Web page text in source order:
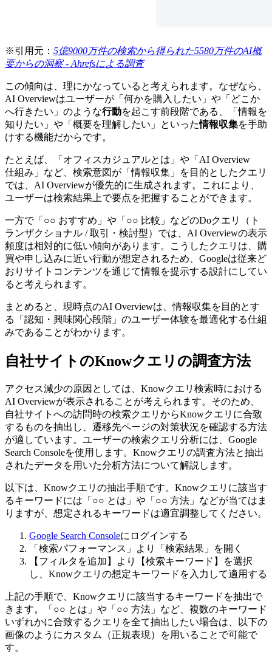
※引用元： 5億9000万件の検索から得られた5580万件のAI概
要からの洞察 - Ahrefsによる調査
この傾向は、理にかなっていると考えられます。なぜなら、
AI Overviewはユーザーが「何かを購入したい」や「どこか
へ行きたい」のような行動を起こす前段階である、「情報を
知りたい」や「概要を理解したい」といった情報収集を手助
けする機能だからです。
たとえば、「オフィスカジュアルとは」や「AI Overview
仕組み」など、検索意図が「情報収集」を目的としたクエリ
では、AI Overviewが優先的に生成されます。これにより、
ユーザーは検索結果上で要点を把握することができます。
一方で「○○ おすすめ」や「○○ 比較」などのDoクエリ（ト
ランザクショナル / 取引・検討型）では、AI Overviewの表示
頻度は相対的に低い傾向があります。こうしたクエリは、購
買や申し込みに近い行動が想定されるため、Googleは従来ど
おりサイトコンテンツを通じて情報を提示する設計にしてい
ると考えられます。
まとめると、現時点のAI Overviewは、情報収集を目的とす
る「認知・興味関心段階」のユーザー体験を最適化する仕組
みであることがわかります。
自社サイトのKnowクエリの調査方法
アクセス減少の原因としては、Knowクエリ検索時における
AI Overviewが表示されることが考えられます。そのため、
自社サイトへの訪問時の検索クエリからKnowクエリに合致
するものを抽出し、遷移先ページの対策状況を確認する方法
が適しています。ユーザーの検索クエリ分析には、Google
Search Consoleを使用します。Knowクエリの調査方法と抽出
されたデータを用いた分析方法について解説します。
以下は、Knowクエリの抽出手順です。Knowクエリに該当す
るキーワードには「○○ とは」や「○○ 方法」などが当てはま
りますが、想定されるキーワードは適宜調整してください。
Google Search Consoleにログインする
「検索パフォーマンス」より「検索結果」を開く
【フィルタを追加】より【検索キーワード】を選択
し、Knowクエリの想定キーワードを入力して適用する
上記の手順で、Knowクエリに該当するキーワードを抽出で
きます。「○○ とは」や「○○ 方法」など、複数のキーワード
いずれかに合致するクエリを全て抽出したい場合は、以下の
画像のようにカスタム（正規表現）を用いることで可能で
す。